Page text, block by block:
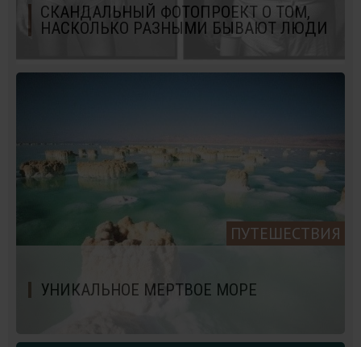
СКАНДАЛЬНЫЙ ФОТОПРОЕКТ О ТОМ,
НАСКОЛЬКО РАЗНЫМИ БЫВАЮТ ЛЮДИ
ПУТЕШЕСТВИЯ
УНИКАЛЬНОЕ МЕРТВОЕ МОРЕ